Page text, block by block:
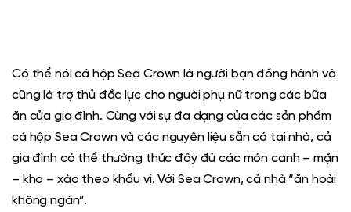
Có thể nói cá hộp Sea Crown là người bạn đồng hành và
cũng là trợ thủ đắc lực cho người phụ nữ trong các bữa
ăn của gia đình. Cùng với sự đa dạng của các sản phẩm
cá hộp Sea Crown và các nguyên liệu sẵn có tại nhà, cả
gia đình có thể thưởng thức đầy đủ các món canh – mặn
– kho – xào theo khẩu vị. Với Sea Crown, cả nhà “ăn hoài
không ngán”.